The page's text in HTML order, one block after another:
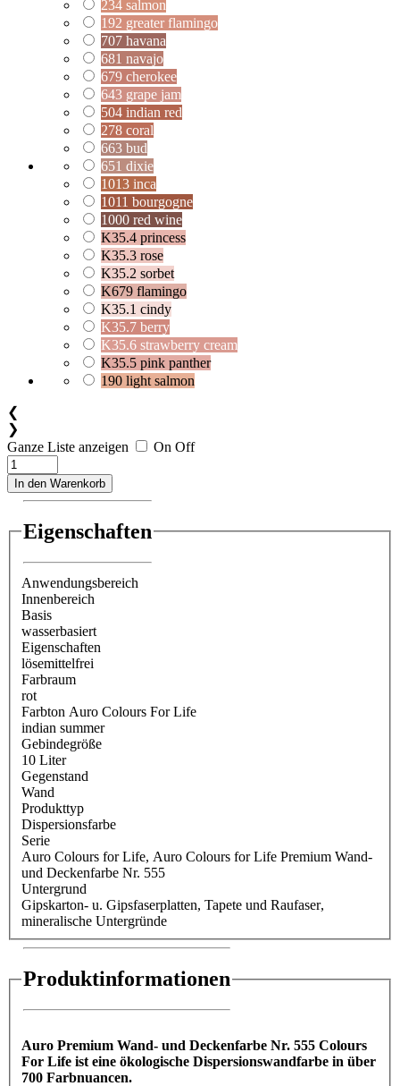
234 salmon
192 greater flamingo
707 havana
681 navajo
679 cherokee
643 grape jam
504 indian red
278 coral
663 bud
651 dixie
1013 inca
1011 bourgogne
1000 red wine
K35.4 princess
K35.3 rose
K35.2 sorbet
K679 flamingo
K35.1 cindy
K35.7 berry
K35.6 strawberry cream
K35.5 pink panther
190 light salmon
❮
❯
Ganze Liste anzeigen
On Off
In den Warenkorb
Eigenschaften
Anwendungsbereich
Innenbereich
Basis
wasserbasiert
Eigenschaften
lösemittelfrei
Farbraum
rot
Farbton Auro Colours For Life
indian summer
Gebindegröße
10 Liter
Gegenstand
Wand
Produkttyp
Dispersionsfarbe
Serie
Auro Colours for Life, Auro Colours for Life Premium Wand-
und Deckenfarbe Nr. 555
Untergrund
Gipskarton- u. Gipsfaserplatten, Tapete und Raufaser,
mineralische Untergründe
Produktinformationen
Auro Premium Wand- und Deckenfarbe Nr. 555 Colours
For Life ist eine ökologische Dispersionswandfarbe in über
700 Farbnuancen.